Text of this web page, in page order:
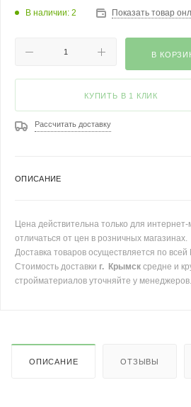
В наличии: 2 Показать товар
В
КУПИТЬ В 1 КЛИК
Рассчитать доставку
ОПИСАНИЕ
Цена действительна только для
отличаться от цен в розничных магазинах.
Доставка товаров осуществляется по всей
Стоимость доставки г. Крымск средне и
стройматериалов уточняйте у менеджеров.
ОПИСАНИЕ ОТЗЫВЫ